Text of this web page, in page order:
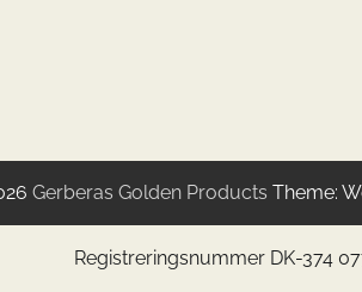
Gerberas Golden Products Theme:
Registreringsnummer DK-374